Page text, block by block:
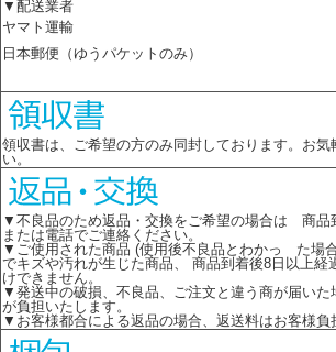
▼配送業者
ヤマト運輸
日本郵便（ゆうパケットのみ）
領収書は、ご希望の方のみ同封しております。お気
い。
▼不良品のため返品・交換をご希望の場合は 商品
または電話でご連絡ください。
▼ご使用された商品 (使用後不良品とわかっ た場
でキズや汚れが生じた商品、 商品到着後8日以上経
けできません。
▼発送中の破損、不良品、ご注文と違う商が届いた
が負担いたします。
▼お客様都合による返品の場合、返送料はお客様負